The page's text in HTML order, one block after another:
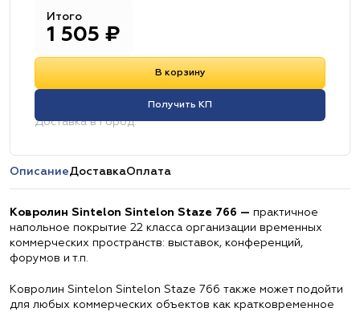
Итого
1 505 ₽
В корзину
Получить КП
Доставка в город:
ОписаниеДоставкаОплата
Ковролин Sintelon Sintelon Staze 766 — практичное
напольное покрытие 22 класса организации временных
коммерческих пространств: выставок, конференций,
форумов и т.п.
Ковролин Sintelon Sintelon Staze 766 также может подойти
для любых коммерческих объектов как кратковременное